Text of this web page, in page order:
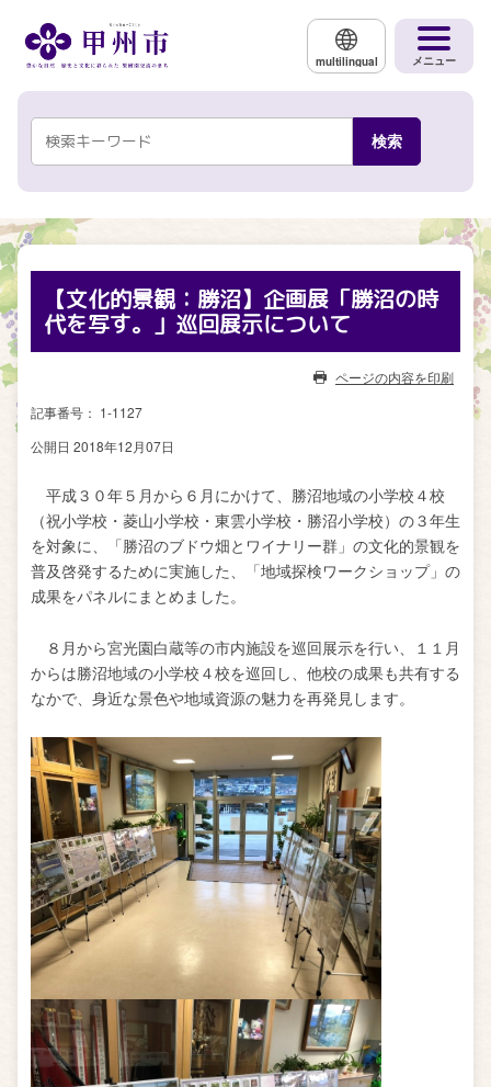
multilingual メニュー
【文化的景観：勝沼】企画展「勝沼の時
代を写す。」巡回展示について
ページの内容を印刷
記事番号： 1-1127
公開日 2018年12月07日
平成３０年５月から６月にかけて、勝沼地域の小学校４校
（祝小学校・菱山小学校・東雲小学校・勝沼小学校）の３年生
を対象に、「勝沼のブドウ畑とワイナリー群」の文化的景観を
普及啓発するために実施した、「地域探検ワークショップ」の
成果をパネルにまとめました。
８月から宮光園白蔵等の市内施設を巡回展示を行い、１１月
からは勝沼地域の小学校４校を巡回し、他校の成果も共有する
なかで、身近な景色や地域資源の魅力を再発見します。